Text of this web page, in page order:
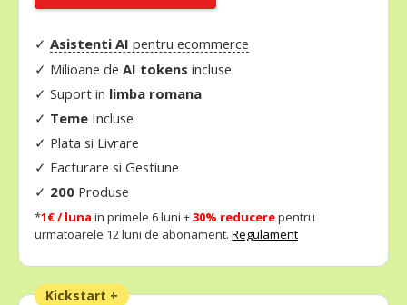
✓ Asistenti AI pentru ecommerce
✓ Milioane de AI tokens incluse
✓ Suport in limba romana
✓ Teme Incluse
✓ Plata si Livrare
✓ Facturare si Gestiune
✓ 200 Produse
*1€ / luna in primele 6 luni +30% reducerepentru
urmatoarele 12 luni de abonament. Regulament
Kickstart +